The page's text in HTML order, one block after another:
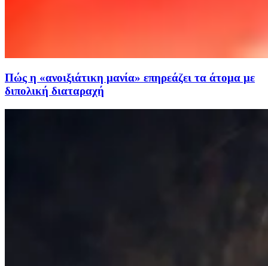
Πώς η «ανοιξιάτικη μανία» επηρεάζει τα άτομα με
διπολική διαταραχή